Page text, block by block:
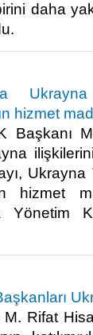
daha
hizmet
hizmet
Yönetim
Rifat